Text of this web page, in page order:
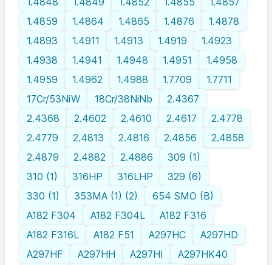
1.4859
1.4864 1.4865 1.4876
1.4878
1.4893
1.4911 1.4913 1.4919
1.4923
1.4938
1.4941 1.4948 1.4951
1.4958
1.4959
1.4962 1.4988 1.7709
1.7711
17Cr/53NiW
18Cr/38NiNb
2.4367
2.4368
2.4602 2.4610 2.4617
2.4778
2.4779
2.4813 2.4816 2.4856
2.4858
2.4879
2.4882 2.4886
309 (1)
310 (1)
316HP 316LHP
329 (6)
330 (1)
353MA (1) (2)
654 SMO (B)
A182 F304
A182 F304L
A182 F316
A182 F316L
A182 F51 A297HC
A297HD
A297HF
A297HH A297HI
A297HK40